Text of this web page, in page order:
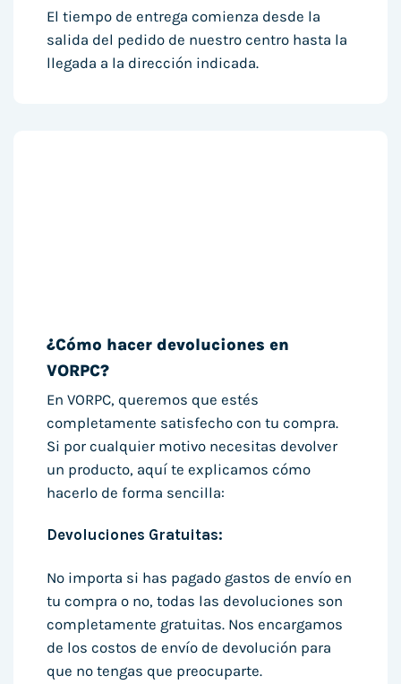
El tiempo de entrega comienza desde la
salida del pedido de nuestro centro hasta la
llegada a la dirección indicada.
¿Cómo hacer devoluciones en
VORPC?
En VORPC, queremos que estés
completamente satisfecho con tu compra.
Si por cualquier motivo necesitas devolver
un producto, aquí te explicamos cómo
hacerlo de forma sencilla:
Devoluciones Gratuitas:
No importa si has pagado gastos de envío en
tu compra o no, todas las devoluciones son
completamente gratuitas. Nos encargamos
de los costos de envío de devolución para
que no tengas que preocuparte.